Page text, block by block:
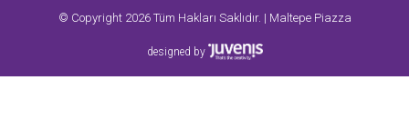
© Copyright 2026 Tüm Hakları Saklıdır. | Maltepe Piazza
designed by